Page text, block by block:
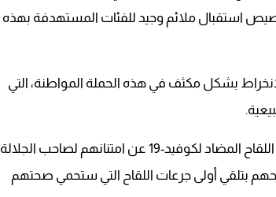
استقبال ملائم وجيد للفئات المستهدفة بهذه
بشكل مكثف في هذه الحملة المواطنة، التي
من جهتهم، عبر عدد من المستفيدين من الجرعة الأولى من اللقاح المضاد لكوفيد-19 عن امتنانهم لصاحب الجلالة
بتلقي أولى جرعات اللقاح التي ستحمي صحتهم